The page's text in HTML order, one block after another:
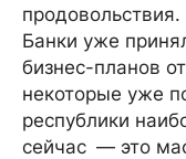
продовольствия.
Банки уже
бизнес-планов
некоторые уже
республики
сейчас — это